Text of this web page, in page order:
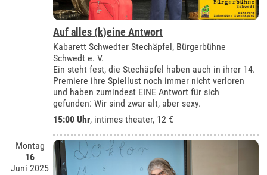
Auf alles (k)eine Antwort
Kabarett Schwedter Stechäpfel, Bürgerbühne
Schwedt e. V.
Ein steht fest, die Stechäpfel haben auch in ihrer 14.
Premiere ihre Spiellust noch immer nicht verloren
und haben zumindest EINE Antwort für sich
gefunden: Wir sind zwar alt, aber sexy.
15:00 Uhr, intimes theater, 12 €
Montag
16
Juni 2025